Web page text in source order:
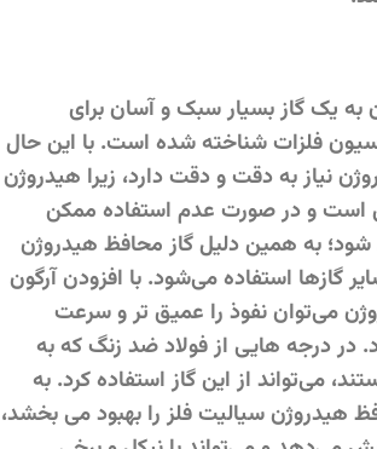
به یک گاز بسیار سبک و آسان برای
فلزات شناخته شده است. با این حال
نیاز به دقت و دقت دارد، زیرا هیدروژن
است و در صورت عدم استفاده ممکن
به همین دلیل گاز محافظ هیدروژن
گازها استفاده می‌شود. با افزودن آرگون
می‌توان نفوذ را عمیق تر و سرعت
در درجه هایی از فولاد ضد زنگ که به
می‌تواند از این گاز استفاده کرد. به
هیدروژن سیالیت فلز را بهبود می بخشد،